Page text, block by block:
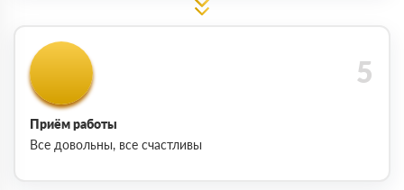
Приём работы
Все довольны, все счастливы